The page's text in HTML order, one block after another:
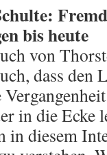
bis heute
von
dass den
in die Ecke
in diesem